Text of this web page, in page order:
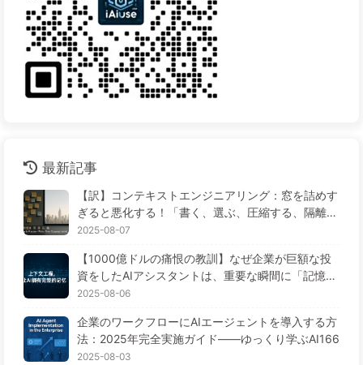
最新記事
【訳】コンテキストエンジニアリング：窓を詰めす
ぎると悪化する！「書く、選ぶ、圧縮する、隔離す
る」の4ステップで、毒を警戒し、干渉や混乱を防
AI170
2025-08-07
【1000億ドルの痛恨の教訓】なぜ企業が巨額な投
資をしたAIアシスタントは、重要な瞬間に「記憶喪
失」に陥り、競合他社は90%の性能向上を実現する
2025-08-06
企業のワークフローにAIエージェントを導入する方
法：2025年完全実施ガイド——ゆっくり学ぶAI166
2025-08-03